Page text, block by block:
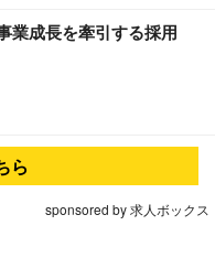
業成長を牽引する採用
ら
sponsored by 求人ボックス